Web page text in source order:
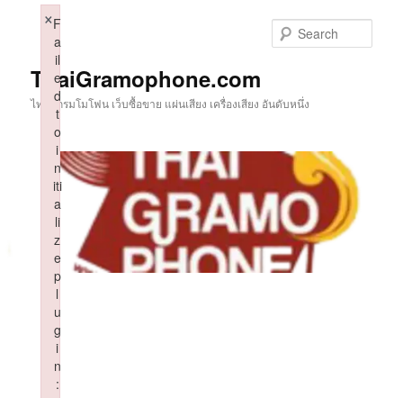
ThaiGramophone.com
ไทยแกรมโมโฟน เว็บซื้อขาย แผ่นเสียง เครื่องเสียง อันดับหนึ่ง
F
a
il
e
d
t
o
i
n
iti
a
li
z
e
p
l
u
g
i
n
:
×